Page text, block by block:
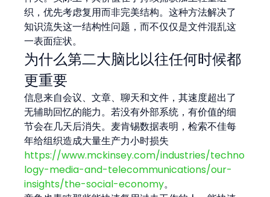
织，优先考虑复用而非完美结构。这种方法解决了
知识流失这一结构性问题，而不仅仅是文件混乱这
一表面症状。
为什么第二大脑比以往任何时候都
更重要
信息来自会议、文章、聊天和文件，其速度超出了
无辅助回忆的能力。若没有外部系统，有价值的细
节会在几天后消失。麦肯锡数据表明，检索不佳每
年给组织造成大量生产力小时损失
https://www.mckinsey.com/industries/techno
logy-media-and-telecommunications/our-
insights/the-social-economy。